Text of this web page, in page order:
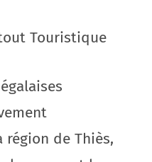
Touristique
région de Thiès,